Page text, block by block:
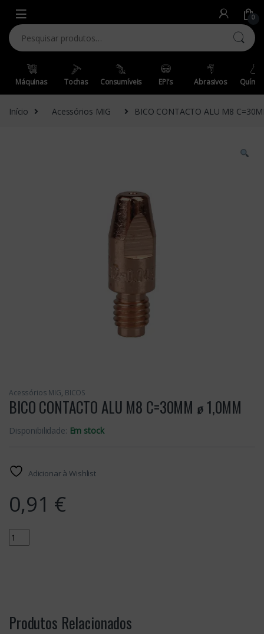
0
Pesquisar por:
Máquinas Tochas Consumíveis EPI’s Abrasivos
Início Acessórios MIG BICO CONTACTO ALU M8
Acessórios MIG, BICOS
BICO CONTACTO ALU M8 C=30MM ꬾ 1,0MM
Disponibilidade: Em stock
Adicionar à Wishlist
0,91 €
Quantity
Produtos Relacionados